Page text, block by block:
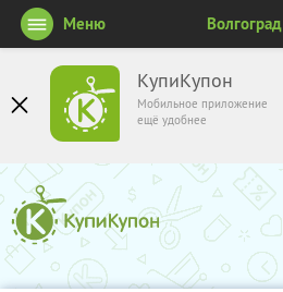
КупиКупон
Мобильное приложение
ещё удобнее
Меню Волгоград